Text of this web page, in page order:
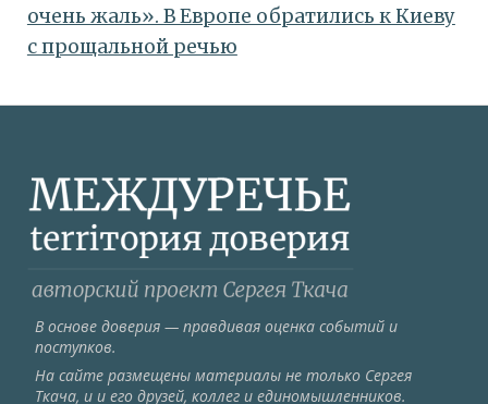
очень жаль». В Европе обратились к Киеву
с прощальной речью
В основе доверия — правдивая оценка событий и
поступков.
На сайте размещены материалы не только Сергея
Ткача, и и его друзей, коллег и единомышленников.